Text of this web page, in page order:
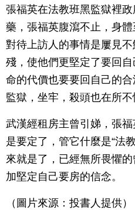
張福英在法教班黑監獄裡
藥，張福英腹瀉不止，身
對待上訪人的事情是屢見
殘，使他們更堅定了要回
命的代價也要要回自己的
監獄，坐牢，殺頭也在所不
武漢經租房主曾引娣，張
是要定了，管它什麼是“法
來就是了，已經無所畏懼
加堅定自己要房的信念。
（圖片來源：投書人提供）